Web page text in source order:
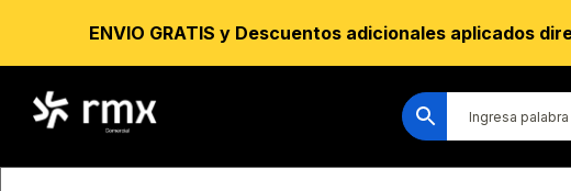
ENVIO GRATIS y Descuentos adicionales aplicados